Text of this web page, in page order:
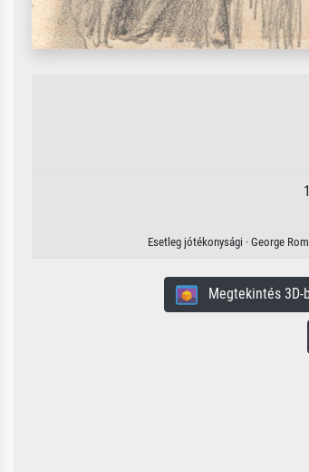
Esetleg jótékonysági · George
Megtekintés 3D-